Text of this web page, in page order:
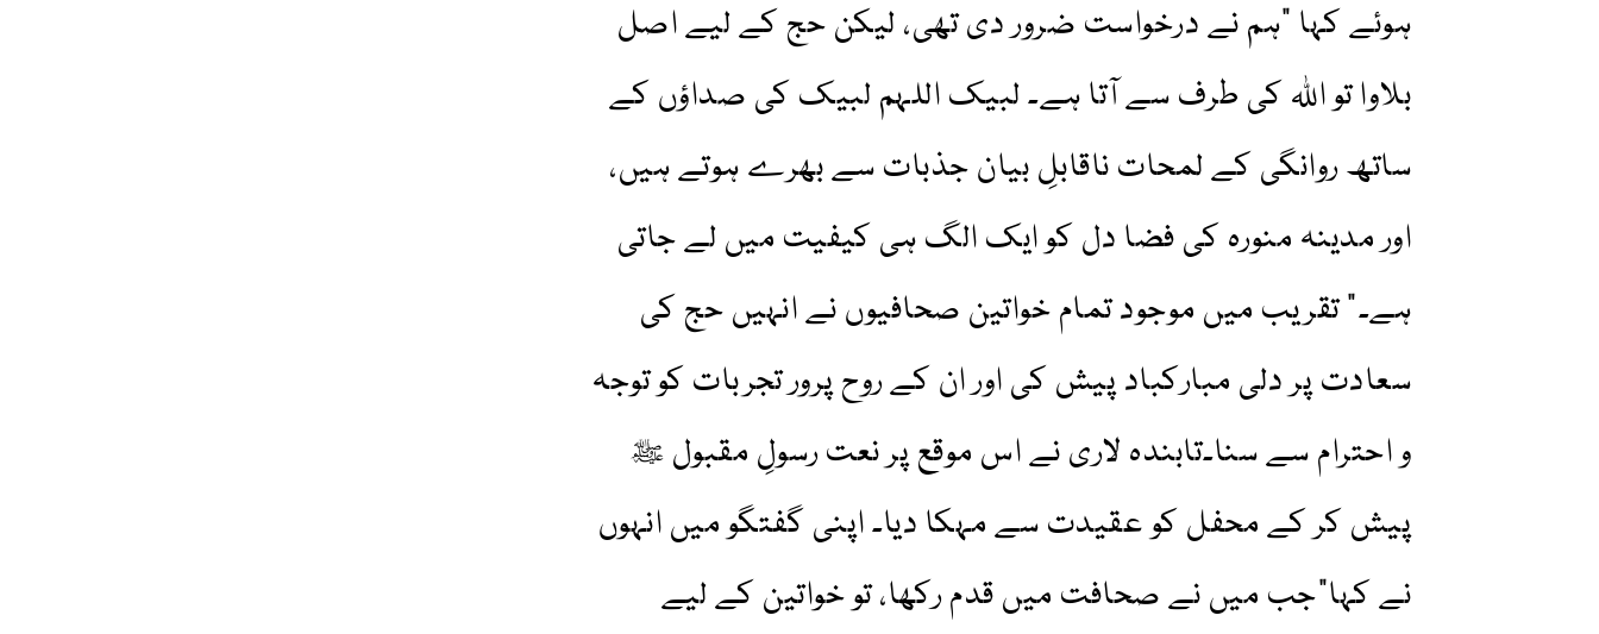
ہوئے کہا "ہم نے درخواست ضرور دی تھی، لیکن حج کے لیے اصل
بلاوا تو اللہ کی طرف سے آتا ہے۔ لبیک اللہم لبیک کی صداؤں کے
ساتھ روانگی کے لمحات ناقابلِ بیان جذبات سے بھرے ہوتے ہیں،
اور مدینہ منورہ کی فضا دل کو ایک الگ ہی کیفیت میں لے جاتی
ہے۔” تقریب میں موجود تمام خواتین صحافیوں نے انہیں حج کی
سعادت پر دلی مبارکباد پیش کی اور ان کے روح پرور تجربات کو توجہ
و احترام سے سنا۔تابندہ لاری نے اس موقع پر نعت رسولِ مقبول ﷺ
پیش کر کے محفل کو عقیدت سے مہکا دیا۔ اپنی گفتگو میں انہوں
نے کہا”جب میں نے صحافت میں قدم رکھا، تو خواتین کے لیے